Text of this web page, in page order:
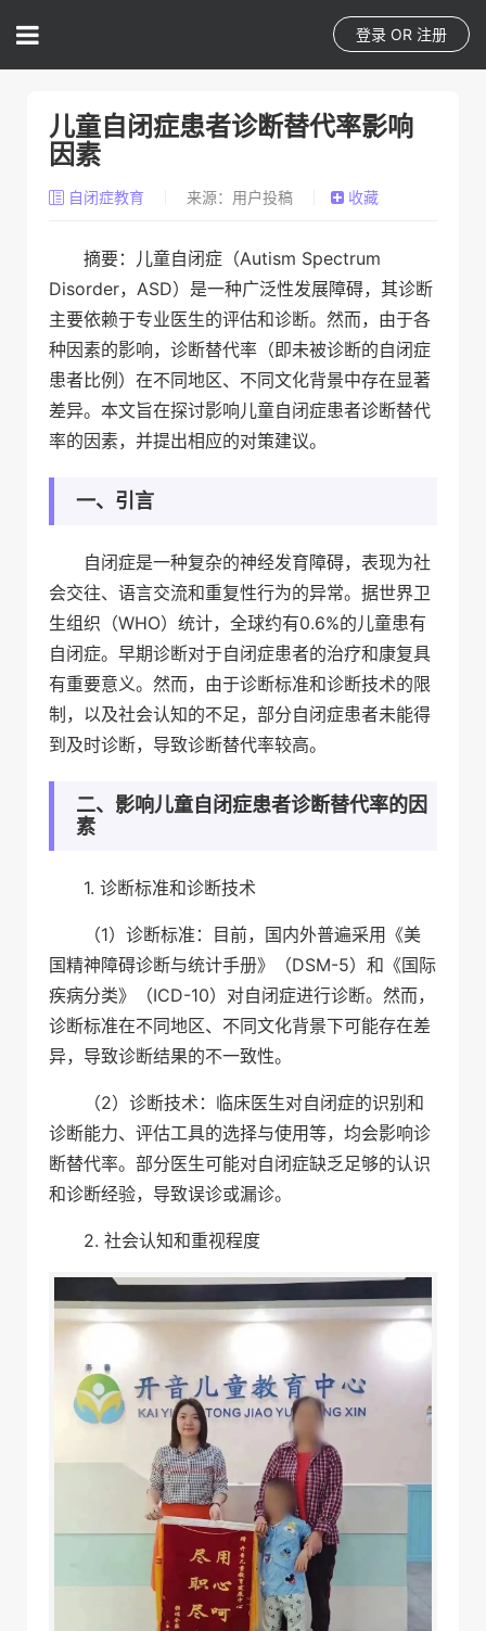
登录 OR 注册
儿童自闭症患者诊断替代率影响
因素
自闭症教育 来源：用户投稿 收藏
摘要：儿童自闭症（Autism Spectrum
Disorder，ASD）是一种广泛性发展障碍，其诊断
主要依赖于专业医生的评估和诊断。然而，由于各
种因素的影响，诊断替代率（即未被诊断的自闭症
患者比例）在不同地区、不同文化背景中存在显著
差异。本文旨在探讨影响儿童自闭症患者诊断替代
率的因素，并提出相应的对策建议。
一、引言
自闭症是一种复杂的神经发育障碍，表现为社
会交往、语言交流和重复性行为的异常。据世界卫
生组织（WHO）统计，全球约有0.6%的儿童患有
自闭症。早期诊断对于自闭症患者的治疗和康复具
有重要意义。然而，由于诊断标准和诊断技术的限
制，以及社会认知的不足，部分自闭症患者未能得
到及时诊断，导致诊断替代率较高。
二、影响儿童自闭症患者诊断替代率的因
素
1. 诊断标准和诊断技术
（1）诊断标准：目前，国内外普遍采用《美
国精神障碍诊断与统计手册》（DSM-5）和《国际
疾病分类》（ICD-10）对自闭症进行诊断。然而，
诊断标准在不同地区、不同文化背景下可能存在差
异，导致诊断结果的不一致性。
（2）诊断技术：临床医生对自闭症的识别和
诊断能力、评估工具的选择与使用等，均会影响诊
断替代率。部分医生可能对自闭症缺乏足够的认识
和诊断经验，导致误诊或漏诊。
2. 社会认知和重视程度